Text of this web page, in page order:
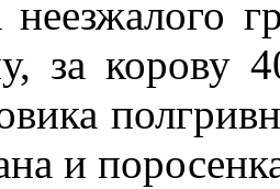
неезжалого
за корову
и